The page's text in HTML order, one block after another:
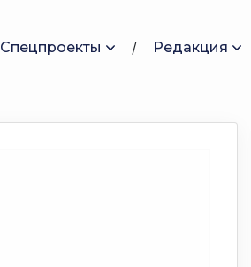
Спецпроекты Редакция